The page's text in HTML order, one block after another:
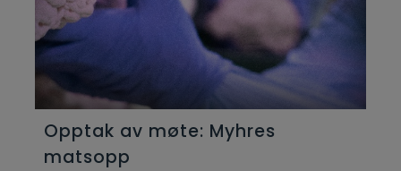
Opptak av møte: Myhres
matsopp